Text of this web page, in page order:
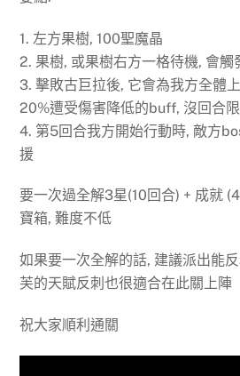
1. 左方果樹, 100聖魔晶
2. 果樹, 或果樹右方一格待機, 會觸
3. 擊敗古巨拉後, 它會為我方全體
20%遭受傷害降低的buff, 沒回合
4. 第5回合我方開始行動時, 敵方
援
要一次過全解3星(10回合) + 成就
寶箱, 難度不低
如果要一次全解的話, 建議派出能
芙的天賦反刺也很適合在此關上陣
祝大家順利通關